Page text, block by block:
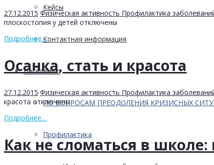
Кейсы
Контактная информация
Населению
ПО ВОПРОСАМ ПРЕОДОЛЕНИЯ КРИЗИСНЫХ
Профилактика
27.12.2015 Физическая активность Профилактика
плоскостопия у детей отключены
Подробнее…
Осанка, стать и красота
27.12.2015 Физическая активность Профилактика
красота отключены
Подробнее…
Как не сломаться в